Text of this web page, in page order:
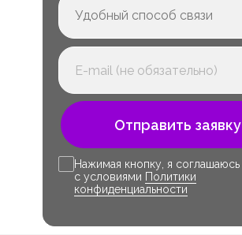
Отправить заявку
Нажимая кнопку, я соглашаюсь
с условиями Политики
конфиденциальности